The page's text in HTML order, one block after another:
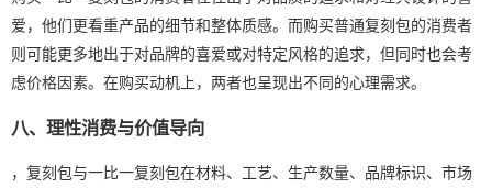
爱，他们更看重产品的细节和整体质感。而购买普通复刻包的消费者
则可能更多地出于对品牌的喜爱或对特定风格的追求，但同时也会考
虑价格因素。在购买动机上，两者也呈现出不同的心理需求。
八、理性消费与价值导向
，复刻包与一比一复刻包在材料、工艺、生产数量、品牌标识、市场